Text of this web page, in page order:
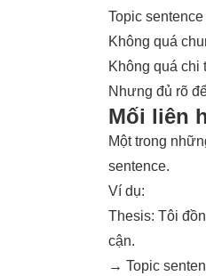
Topic
Không quá
Không quá chi
Nhưng đủ rõ
Mối liên
Một trong
sentence.
Ví dụ:
Thesis: Tôi
cận.
→ Topic